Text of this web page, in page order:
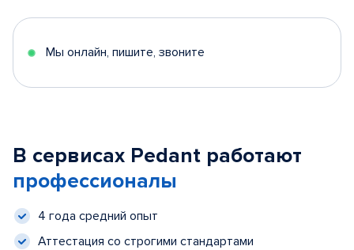
Мы онлайн, пишите, звоните
В сервисах Pedant работают
профессионалы
4 года средний опыт
Аттестация со строгими стандартами